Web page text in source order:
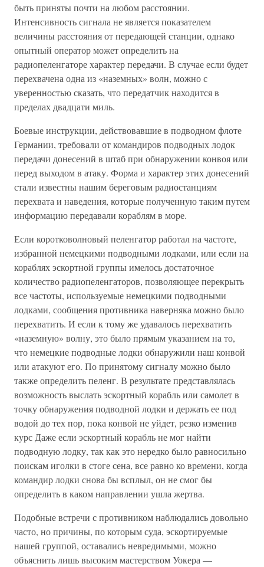
быть приняты почти на любом расстоянии.
Интенсивность сигнала не является показателем
величины расстояния от передающей станции, однако
опытный оператор может определить на
радиопеленгаторе характер передачи. В случае если будет
перехвачена одна из «наземных» волн, можно с
уверенностью сказать, что передатчик находится в
пределах двадцати миль.
Боевые инструкции, действовавшие в подводном флоте
Германии, требовали от командиров подводных лодок
передачи донесений в штаб при обнаружении конвоя или
перед выходом в атаку. Форма и характер этих донесений
стали известны нашим береговым радиостанциям
перехвата и наведения, которые полученную таким путем
информацию передавали кораблям в море.
Если коротковолновый пеленгатор работал на частоте,
избранной немецкими подводными лодками, или если на
кораблях эскортной группы имелось достаточное
количество радиопеленгаторов, позволяющее перекрыть
все частоты, используемые немецкими подводными
лодками, сообщения противника наверняка можно было
перехватить. И если к тому же удавалось перехватить
«наземную» волну, это было прямым указанием на то,
что немецкие подводные лодки обнаружили наш конвой
или атакуют его. По принятому сигналу можно было
также определить пеленг. В результате представлялась
возможность выслать эскортный корабль или самолет в
точку обнаружения подводной лодки и держать ее под
водой до тех пор, пока конвой не уйдет, резко изменив
курс Даже если эскортный корабль не мог найти
подводную лодку, так как это нередко было равносильно
поискам иголки в стоге сена, все равно ко времени, когда
командир лодки снова бы всплыл, он не смог бы
определить в каком направлении ушла жертва.
Подобные встречи с противником наблюдались довольно
часто, но причины, по которым суда, эскортируемые
нашей группой, оставались невредимыми, можно
объяснить лишь высоким мастерством Уокера —